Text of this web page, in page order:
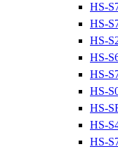
HS-
HS-
HS-
HS-
HS-
HS-
HS-
HS-
HS-